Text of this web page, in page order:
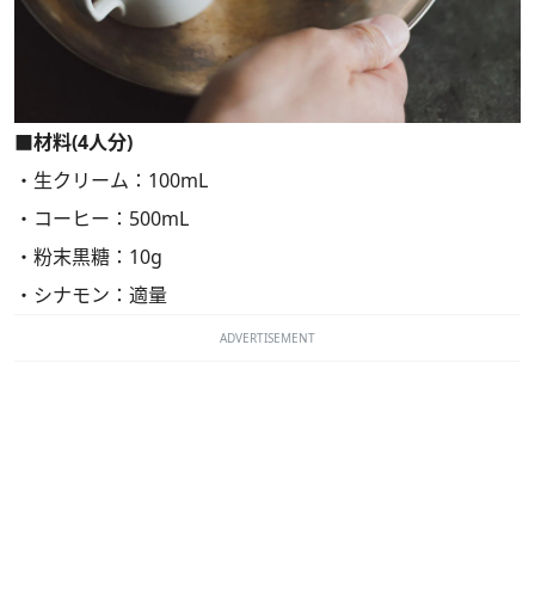
■材料(4人分)
・生クリーム：100mL
・コーヒー：500mL
・粉末黒糖：10g
・シナモン：適量
ADVERTISEMENT